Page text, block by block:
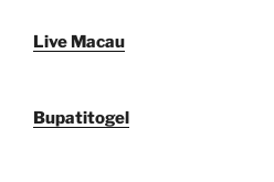
Live Macau
Bupatitogel